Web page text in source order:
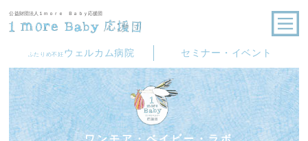
公益財団法人１ｍｏｒｅ Ｂａｂｙ応援団
ふたりめ不妊 ウェルカム病院 セミナー・イベント